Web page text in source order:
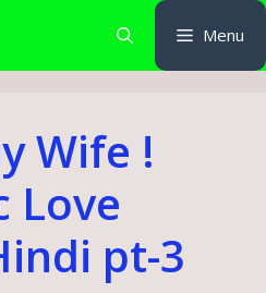
Menu
Wife !
Love
pt-3